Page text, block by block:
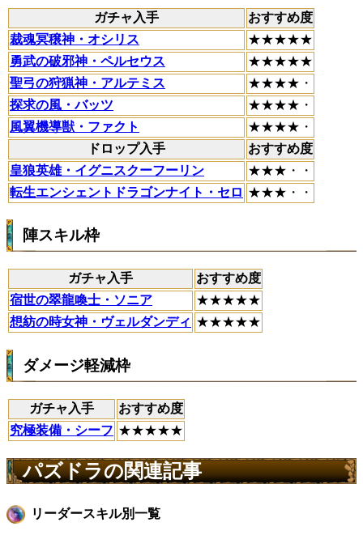
ガチャ入手
おすすめ度
裁魂冥穣神・オシリス
★★★★★
勇武の破邪神・ペルセウス
★★★★★
聖弓の狩猟神・アルテミス
★★★★・
探求の風・バッツ
★★★★・
風翼機導獣・ファクト
★★★★・
ドロップ入手
おすすめ度
皇狼英雄・イグニスクーフーリン
★★★・・
転生エンシェントドラゴンナイト・セロ ★★★・・
陣スキル枠
ガチャ入手
おすすめ度
宿世の翠龍喚士・ソニア
★★★★★
想紡の時女神・ヴェルダンディ ★★★★★
ダメージ軽減枠
ガチャ入手
おすすめ度
究極装備・シーフ ★★★★★
パズドラの関連記事
リーダースキル別一覧